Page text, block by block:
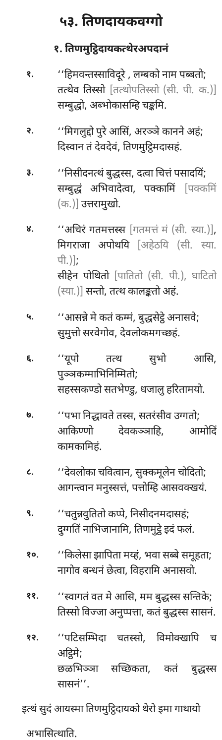
५३. तिणदायकवग्गो
१. तिणमुट्ठिदायकत्थेरअपदानं
१. ‘‘हिमवन्तस्साविदूरे , लम्बको नाम पब्बतो;
तत्थेव तिस्सो [तत्थोपतिस्सो (सी. पी. क.)]
सम्बुद्धो, अब्भोकासम्हि चङ्कमि.
२.
‘‘मिगलुद्दो पुरे आसिं, अरञ्ञे कानने अहं;
दिस्वान तं देवदेवं, तिणमुट्ठिमदासहं.
३.
‘‘निसीदनत्थं बुद्धस्स, दत्वा चित्तं पसादयिं;
सम्बुद्धं अभिवादेत्वा, पक्कामिं
[पक्कमिं
(क.)] उत्तरामुखो.
४. ‘‘अचिरं गतमत्तस्स [गतमत्तं मं (सी. स्या.)],
मिगराजा अपोथयि
[अहेठयि (सी. स्या.
पी.)];
सीहेन पोथितो [पातितो (सी. पी.), घाटितो
(स्या.)] सन्तो, तत्थ कालङ्कतो अहं.
५.
‘‘आसन्ने मे कतं कम्मं, बुद्धसेट्ठे अनासवे;
सुमुत्तो सरवेगोव, देवलोकमगच्छहं.
६.
‘‘यूपो तत्थ सुभो आसि,
पुञ्ञकम्माभिनिम्मितो;
सहस्सकण्डो सतभेण्डु, धजालु हरितामयो.
७. ‘‘पभानिद्धावते तस्स, सतरंसीव उग्गतो;
आकिण्णो देवकञ्ञाहि, आमोदिं
कामकामिहं.
८. ‘‘देवलोकाचवित्वान, सुक्कमूलेन चोदितो;
आगन्त्वान मनुस्सत्तं, पत्तोम्हि आसवक्खयं.
९.
‘‘चतुन्नवुतितो कप्पे, निसीदनमदासहं;
दुग्गतिं नाभिजानामि, तिणमुट्ठे इदं फलं.
१०.
‘‘किलेसा झापिता मय्हं, भवा सब्बे समूहता;
नागोव बन्धनं छेत्वा, विहरामि अनासवो.
११.
‘‘स्वागतं वत मे आसि, मम बुद्धस्स सन्तिके;
तिस्सो विज्जा अनुप्पत्ता, कतं बुद्धस्स सासनं.
१२. ‘‘पटिसम्भिदा चतस्सो, विमोक्खापि च
अट्ठिमे;
छळभिञ्ञा सच्छिकता, कतं बुद्धस्स
सासनं’’.
इत्थं सुदं आयस्मा तिणमुट्ठिदायको थेरो इमा गाथायो
अभासित्थाति.